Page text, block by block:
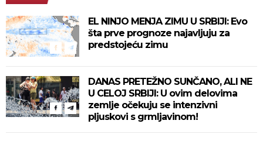
EL NINJO MENJA ZIMU U SRBIJI: Evo
šta prve prognoze najavljuju za
predstojeću zimu
DANAS PRETEŽNO SUNČANO, ALI NE
U CELOJ SRBIJI: U ovim delovima
zemlje očekuju se intenzivni
pljuskovi s grmljavinom!